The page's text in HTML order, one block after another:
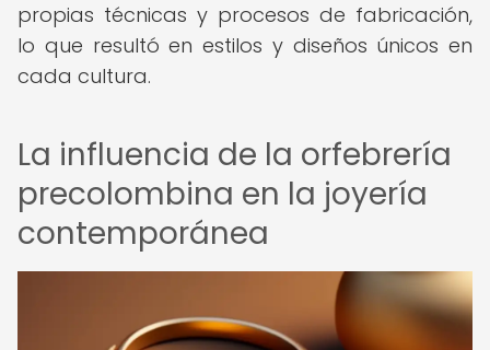
propias técnicas y procesos de fabricación,
lo que resultó en estilos y diseños únicos en
cada cultura.
La influencia de la orfebrería
precolombina en la joyería
contemporánea